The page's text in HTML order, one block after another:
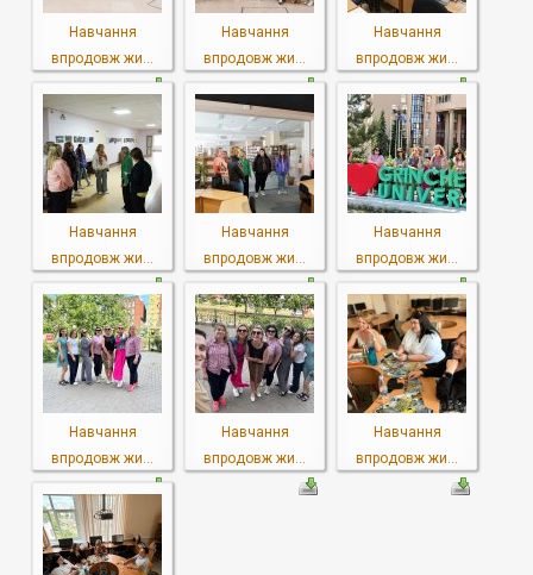
Навчання
впродовж жи...
Навчання
впродовж жи...
Навчання
впродовж жи...
Навчання
впродовж жи...
Навчання
впродовж жи...
Навчання
впродовж жи...
Навчання
впродовж жи...
Навчання
впродовж жи...
Навчання
впродовж жи...